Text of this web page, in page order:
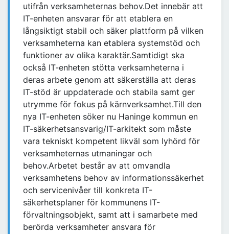
utifrån verksamheternas behov.Det innebär att
IT-enheten ansvarar för att etablera en
långsiktigt stabil och säker plattform på vilken
verksamheterna kan etablera systemstöd och
funktioner av olika karaktär.Samtidigt ska
också IT-enheten stötta verksamheterna i
deras arbete genom att säkerställa att deras
IT-stöd är uppdaterade och stabila samt ger
utrymme för fokus på kärnverksamhet.Till den
nya IT-enheten söker nu Haninge kommun en
IT-säkerhetsansvarig/IT-arkitekt som måste
vara tekniskt kompetent likväl som lyhörd för
verksamheternas utmaningar och
behov.Arbetet består av att omvandla
verksamhetens behov av informationssäkerhet
och servicenivåer till konkreta IT-
säkerhetsplaner för kommunens IT-
förvaltningsobjekt, samt att i samarbete med
berörda verksamheter ansvara för